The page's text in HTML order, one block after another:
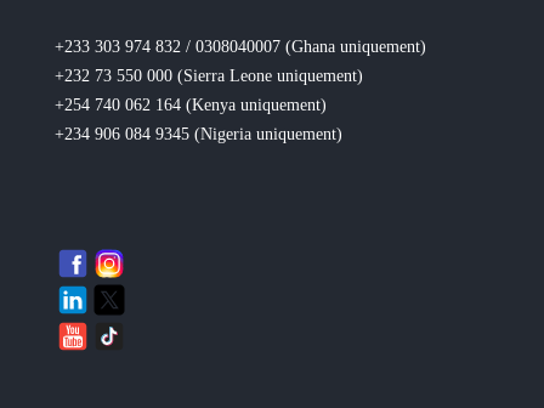
+233 303 974 832 / 0308040007 (Ghana uniquement)
+232 73 550 000 (Sierra Leone uniquement)
+254 740 062 164 (Kenya uniquement)
+234 906 084 9345 (Nigeria uniquement)